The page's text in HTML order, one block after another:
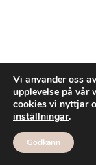
Vi använder oss
upplevelse på vår
cookies vi nyttjar
inställningar.
Godkänn